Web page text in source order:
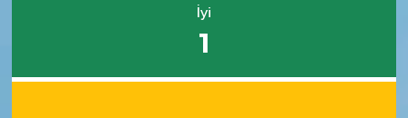
İyi
1